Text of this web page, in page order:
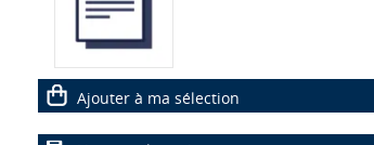
Ajouter à ma sélection